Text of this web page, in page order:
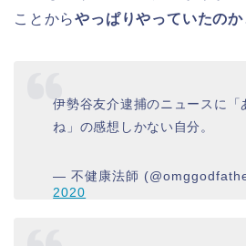
ことからやっぱりやっていたのか
伊勢谷友介逮捕のニュースに「
ね」の感想しかない自分。
— 不健康法師
2020